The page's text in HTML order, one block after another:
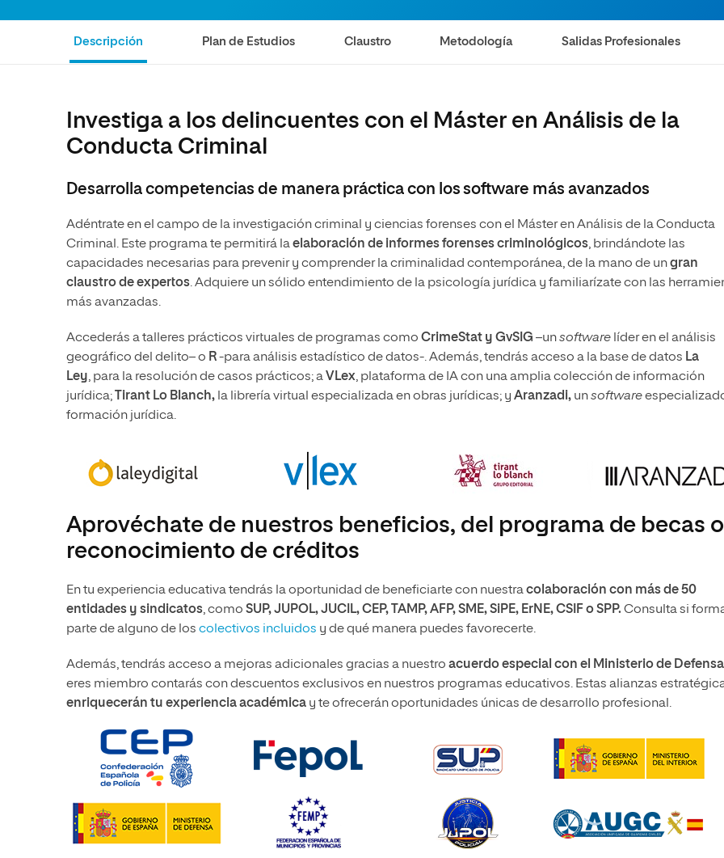
Ciencias Sociales
Humanidades
Música
Diseño
Ciencias de la Salud
Humanidades
Artes
Descripción Plan de Estudios Claustro Metodología Salidas Profesionales
Investiga a los delincuentes con el Máster en Análisis de la
Conducta Criminal
Desarrolla competencias de manera práctica con los software más avanzados
Adéntrate en el campo de la investigación criminal y ciencias forenses con el Máster en Análisis de la Conducta
Criminal. Este programa te permitirá laelaboración de informes forenses criminológicos, brindándote las
capacidades necesarias para prevenir y comprender la criminalidad contemporánea, de la mano de ungran
claustro de expertos. Adquiere un sólido entendimiento de la psicología jurídica y familiarízate con las
más avanzadas.
Accederás a talleres prácticos virtuales de programas como CrimeStat y GvSIG –unsoftware líder en el análisis
geográfico del delito– o R-para análisis estadístico de datos-. Además, tendrás acceso a la base de datos La
Ley, para la resolución de casos prácticos; a VLex, plataforma de IA con una amplia colección de información
jurídica;
Tirant Lo Blanch, la librería virtual especializada en obras jurídicas; y Aranzadi, unsoftware
formación jurídica.
Aprovéchate de nuestros beneficios, del programa de becas
reconocimiento de créditos
En tu experiencia educativa tendrás la oportunidad de beneficiarte con nuestracolaboración con más de 50
entidades y sindicatos, como SUP, JUPOL, JUCIL, CEP, TAMP, AFP, SME, SiPE, ErNE, CSIF o SPP. Consulta si
parte de alguno de los colectivos incluidos y de qué manera puedes favorecerte.
Además, tendrás acceso a mejoras adicionales gracias a nuestro acuerdo especial con el Ministerio de
eres miembro contarás con descuentos exclusivos en nuestros programas educativos. Estas alianzas
enriquecerán tu experiencia académica y te ofrecerán oportunidades únicas de desarrollo profesional.